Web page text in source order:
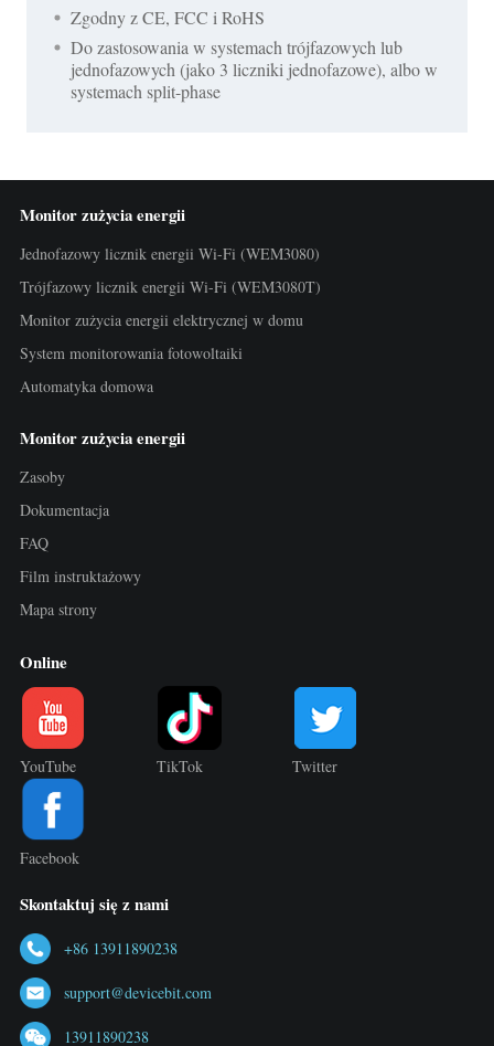
Zgodny z CE, FCC i RoHS
Do zastosowania w systemach trójfazowych lub
jednofazowych (jako 3 liczniki jednofazowe), albo w
systemach split-phase
Monitor zużycia energii
Jednofazowy licznik energii Wi-Fi (WEM3080)
Trójfazowy licznik energii Wi-Fi (WEM3080T)
Monitor zużycia energii elektrycznej w domu
System monitorowania fotowoltaiki
Automatyka domowa
Monitor zużycia energii
Zasoby
Dokumentacja
FAQ
Film instruktażowy
Mapa strony
Online
YouTube TikTok Twitter
Facebook
Skontaktuj się z nami
+86 13911890238
support@devicebit.com
13911890238